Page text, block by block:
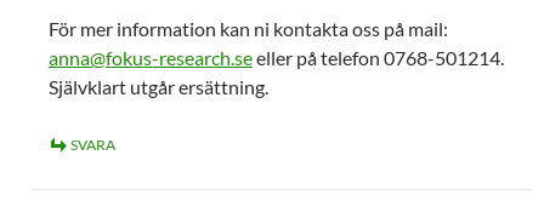
För mer information kan ni kontakta oss på mail:
anna@fokus-research.seeller på telefon 0768-501214.
Självklart utgår ersättning.
SVARA